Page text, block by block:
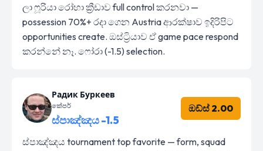
ලා ෆූරියා රෝහා ක්‍රීඩාව full control කරනවා —
possession 70%+ රදා ගෙන Austria ආරක්ෂාව ඉදිරිපිට
opportunities create. ඔස්ට්‍රියාව ඒ game pace respond
කරන්නේ නෑ. ෆෝරා (-1.5) selection.
Радик Буркеев
කේපර්
ස්පාඤ්ඤය -1.5
ඔඩ්ස් 2.00
ස්පාඤ්ඤය tournament top favorite — form, squad